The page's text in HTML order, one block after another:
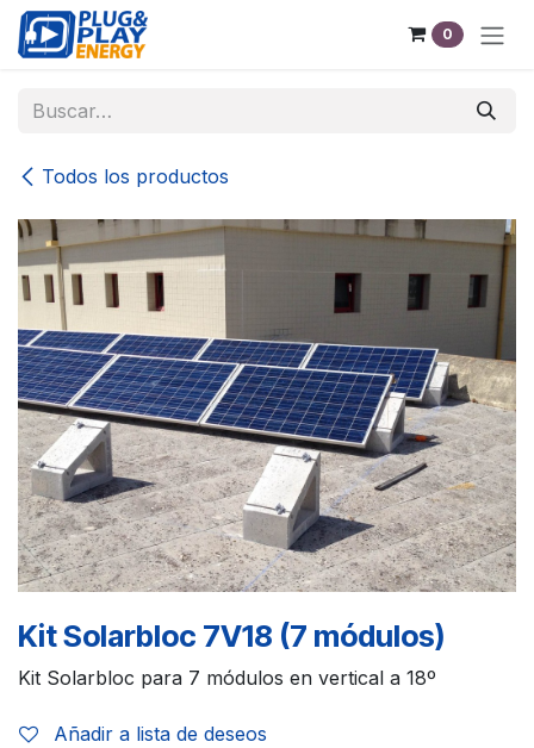
Ir al contenido
0
Todos los productos
Kit Solarbloc 7V18 (7 módulos)
Kit Solarbloc para 7 módulos en vertical a 18º
Añadir a lista de deseos